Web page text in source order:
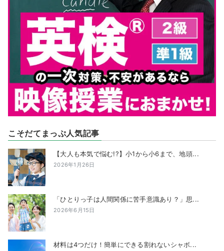
こそだてまっぷ人気記事
【大人も本気で悩む!?】小1から小6まで、地頭...
2026年1月26日
「ひとりっ子は人間関係に苦手意識あり？」思...
2026年6月15日
材料は4つだけ！簡単にできる割れないシャボ...